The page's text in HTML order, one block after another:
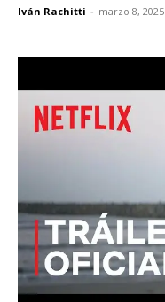
Iván Rachitti - marzo 8, 2025